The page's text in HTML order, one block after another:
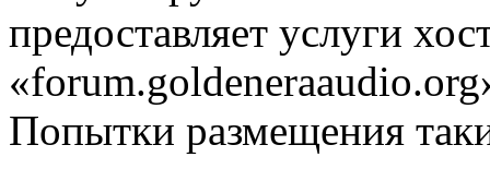
предоставляет услуги
Попытки размещения